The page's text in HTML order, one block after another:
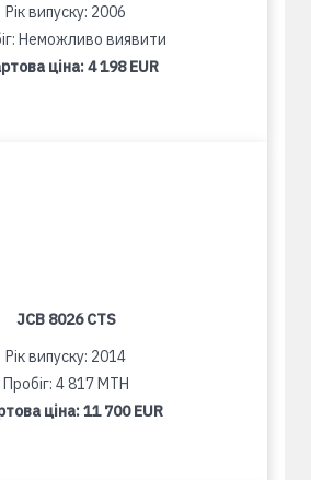
Рік випуску: 2006
Неможливо виявити
ціна:4 198 EUR
JCB 8026 CTS
Рік випуску: 2014
Пробіг: 4 817 MTH
ціна:11 700 EUR